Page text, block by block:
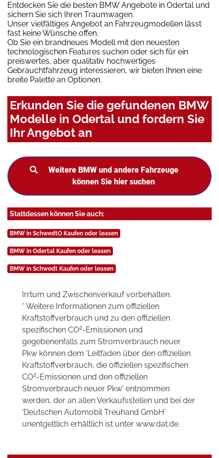
Entdecken Sie die besten BMW Angebote in Odertal und
sichern Sie sich Ihren Traumwagen.
Unser vielfältiges Angebot an Fahrzeugmodellen lässt
fast keine Wünsche offen.
Ob Sie ein brandneues Modell mit den neuesten
technologischen Features suchen oder sich für ein
preiswertes, aber qualitativ hochwertiges
Gebrauchtfahrzeug interessieren, wir bieten Ihnen eine
breite Palette an Optionen.
Erkunden Sie die gefundenen BMW
Modelle in Odertal und fordern Sie
Ihr Angebot an
Weitere BMW und andere Fahrzeuge
können Sie hier suchen
Stattdessen können Sie auch:
BMW in SchwedtO Kaufen oder leasen
BMW in Odertal Kaufen oder leasen
BMW in Schwedt Kaufen oder leasen
Irrtum und Zwischenverkauf vorbehalten.
* Weitere Informationen zum offiziellen
Kraftstoffverbrauch und zu den offiziellen
spezifischen CO2-Emissionen und
gegebenenfalls zum Stromverbrauch neuer
Pkw können dem 'Leitfaden über den offiziellen
Kraftstoffverbrauch, die offiziellen spezifischen
CO2-Emissionen und den offiziellen
Stromverbrauch neuer Pkw' entnommen
werden, der an allen Verkaufsstellen und bei der
'Deutschen Automobil Treuhand GmbH'
unentgeltlich erhältlich ist unter www.dat.de.